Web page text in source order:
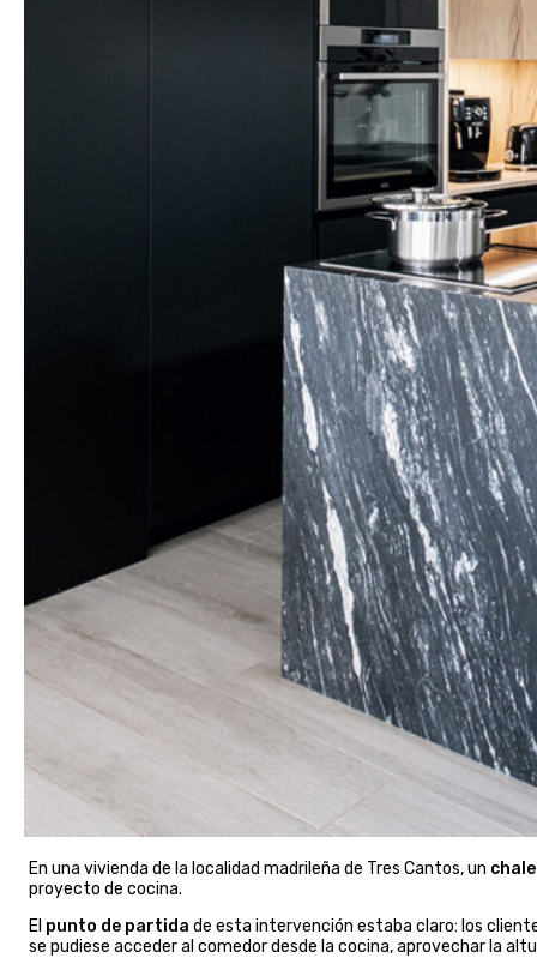
En una vivienda de la localidad madrileña de Tres Cantos, un
proyecto de cocina.
El punto de partida de esta intervención estaba claro: los
se pudiese acceder al comedor desde la cocina, aprovechar la